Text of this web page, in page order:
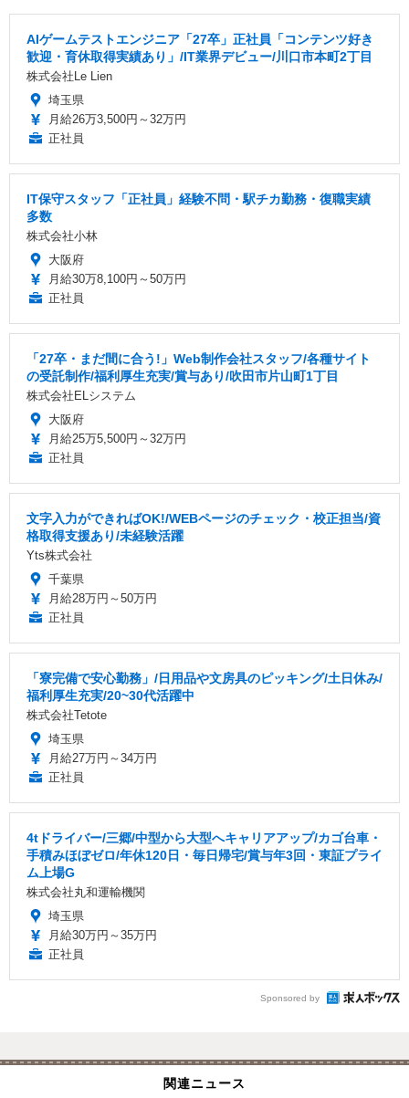
AIゲームテストエンジニア「27卒」正社員「コンテンツ好き
歓迎・育休取得実績あり」/IT業界デビュー/川口市本町2丁目
株式会社Le Lien
埼玉県
月給26万3,500円～32万円
正社員
IT保守スタッフ「正社員」経験不問・駅チカ勤務・復職実績
多数
株式会社小林
大阪府
月給30万8,100円～50万円
正社員
「27卒・まだ間に合う!」Web制作会社スタッフ/各種サイト
の受託制作/福利厚生充実/賞与あり/吹田市片山町1丁目
株式会社ELシステム
大阪府
月給25万5,500円～32万円
正社員
文字入力ができればOK!/WEBページのチェック・校正担当/資
格取得支援あり/未経験活躍
Yts株式会社
千葉県
月給28万円～50万円
正社員
「寮完備で安心勤務」/日用品や文房具のピッキング/土日休み/
福利厚生充実/20~30代活躍中
株式会社Tetote
埼玉県
月給27万円～34万円
正社員
4tドライバー/三郷/中型から大型へキャリアアップ/カゴ台車・
手積みほぼゼロ/年休120日・毎日帰宅/賞与年3回・東証プライ
ム上場G
株式会社丸和運輸機関
埼玉県
月給30万円～35万円
正社員
Sponsored by
関連ニュース